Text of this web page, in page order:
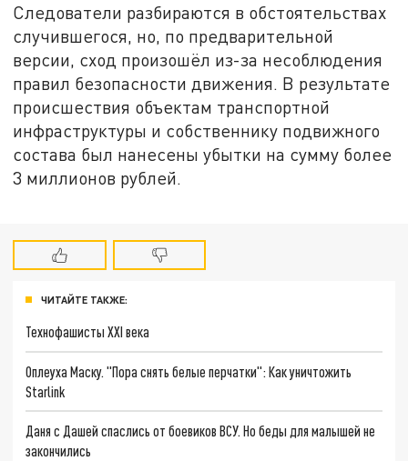
Следователи разбираются в обстоятельствах
случившегося, но, по предварительной
версии, сход произошёл из-за несоблюдения
правил безопасности движения. В результате
происшествия объектам транспортной
инфраструктуры и собственнику подвижного
состава был нанесены убытки на сумму более
3 миллионов рублей.
ЧИТАЙТЕ ТАКЖЕ:
Технофашисты XXI века
Оплеуха Маску. "Пора снять белые перчатки": Как уничтожить
Starlink
Даня с Дашей спаслись от боевиков ВСУ. Но беды для малышей не
закончились